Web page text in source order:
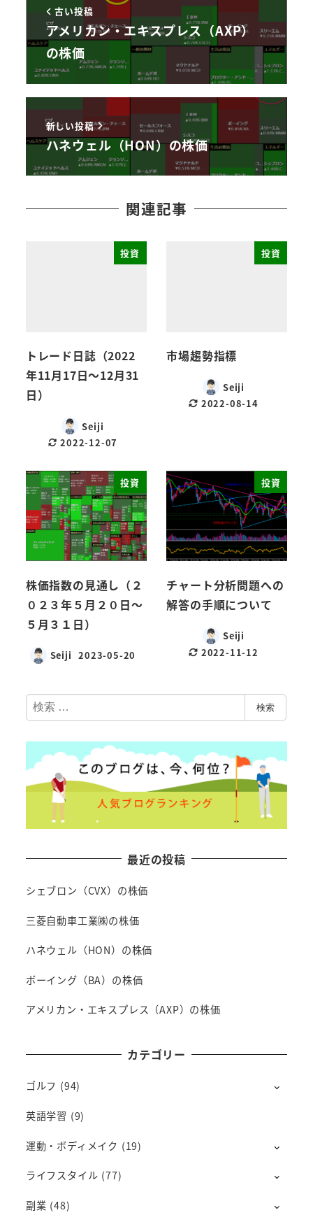
古い投稿
アメリカン・エキスプレス（AXP）
の株価
新しい投稿
ハネウェル（HON）の株価
関連記事
投資
トレード日誌（2022
年11月17日～12月31
日）
Seiji
2022-12-07
投資
市場趨勢指標
Seiji
2022-08-14
投資
株価指数の見通し（２
０２３年５月２０日～
５月３１日）
Seiji 2023-05-20
投資
チャート分析問題への
解答の手順について
Seiji
2022-11-12
検
索
検索
最近の投稿
シェブロン（CVX）の株価
三菱自動車工業㈱の株価
ハネウェル（HON）の株価
ボーイング（BA）の株価
アメリカン・エキスプレス（AXP）の株価
カテゴリー
ゴルフ (94)
英語学習 (9)
運動・ボディメイク (19)
ライフスタイル (77)
副業 (48)